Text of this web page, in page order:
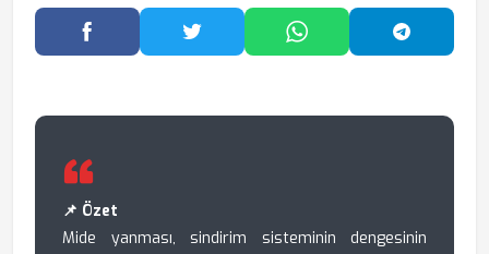
Facebook'ta PaylaşTwitter'da PaylaşWhatsApp'ta Paylaş
📌 Özet
Mide yanması, sindirim sisteminin dengesinin